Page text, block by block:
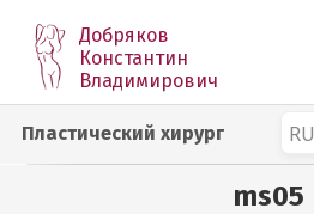
Добряков
Константин
Владимирович
RU
Пластический хирург
ms05